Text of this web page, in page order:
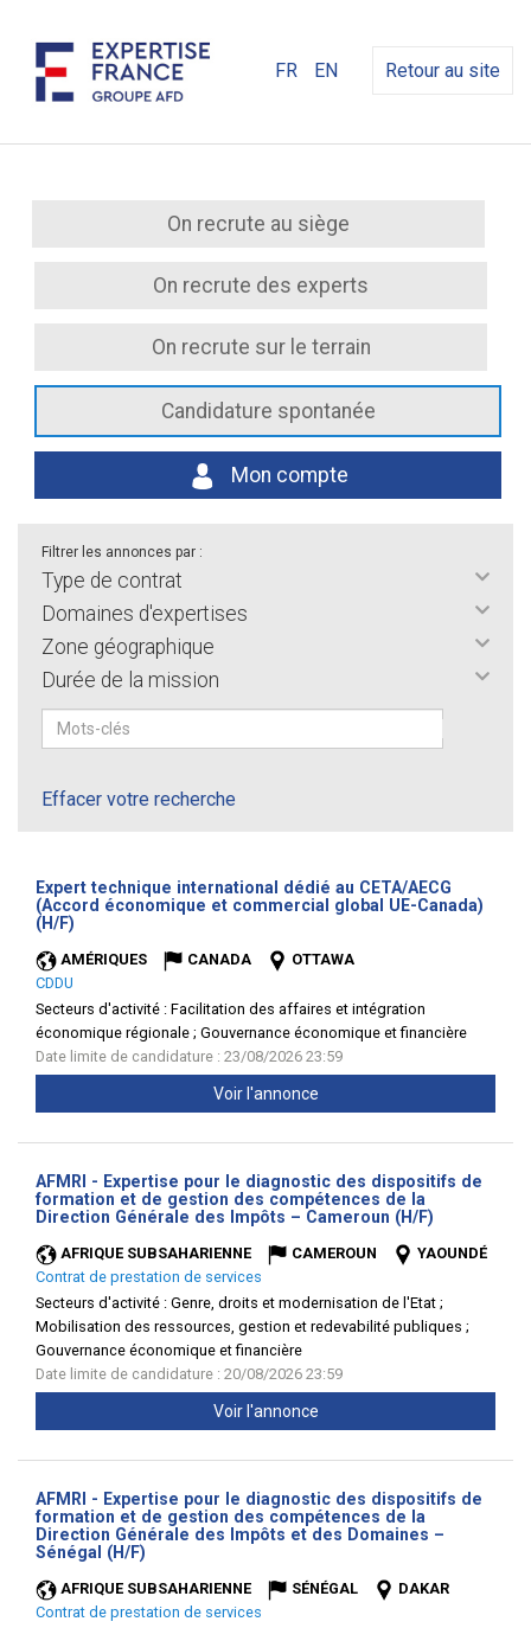
FR EN Retour au site
On recrute au siège
On recrute des experts
On recrute sur le terrain
Candidature spontanée
Mon compte
Filtrer les annonces par :
Type de contrat
Domaines d'expertises
Zone géographique
Durée de la mission
Effacer votre recherche
Expert technique international dédié au CETA/AECG
(Accord économique et commercial global UE-Canada)
(H/F)
AMÉRIQUES CANADA
OTTAWA
CDDU
Secteurs d'activité : Facilitation des affaires et intégration
économique régionale ; Gouvernance économique et financière
Date limite de candidature : 23/08/2026 23:59
Voir l'annonce
AFMRI - Expertise pour le diagnostic des dispositifs de
formation et de gestion des compétences de la
Direction Générale des Impôts – Cameroun (H/F)
AFRIQUE SUBSAHARIENNE CAMEROUN
YAOUNDÉ
Contrat de prestation de services
Secteurs d'activité : Genre, droits et modernisation de l'Etat ;
Mobilisation des ressources, gestion et redevabilité publiques ;
Gouvernance économique et financière
Date limite de candidature : 20/08/2026 23:59
Voir l'annonce
AFMRI - Expertise pour le diagnostic des dispositifs de
formation et de gestion des compétences de la
Direction Générale des Impôts et des Domaines –
Sénégal (H/F)
AFRIQUE SUBSAHARIENNE SÉNÉGAL
DAKAR
Contrat de prestation de services